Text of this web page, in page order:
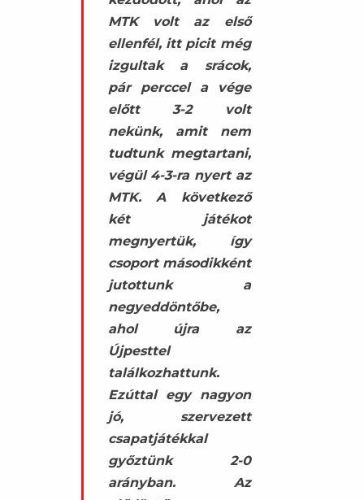
MTK volt az első
ellenfél, itt picit még
izgultak a srácok,
pár perccel a vége
előtt 3-2 volt
nekünk, amit nem
tudtunk megtartani,
végül 4-3-ra nyert az
MTK. A következő
két játékot
megnyertük, így
csoport másodikként
jutottunk a
negyeddöntőbe,
ahol újra az
Újpesttel
találkozhattunk.
Ezúttal egy nagyon
jó, szervezett
csapatjátékkal
győztünk 2-0
arányban. Az